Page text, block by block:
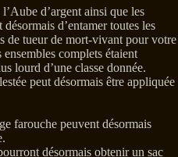
d’argent ainsi que les
d’entamer toutes les
de tueur de mort-vivant pour votre
complets étaient
lourd d’une classe donnée.
peut désormais être appliquée
farouche peuvent désormais
désormais obtenir un sac